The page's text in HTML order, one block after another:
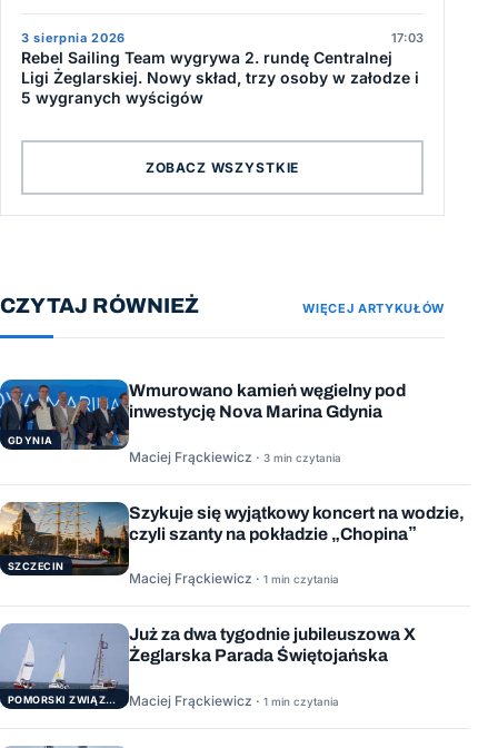
3 sierpnia 2026 17:03
Rebel Sailing Team wygrywa 2. rundę Centralnej
Ligi Żeglarskiej. Nowy skład, trzy osoby w załodze i
5 wygranych wyścigów
ZOBACZ WSZYSTKIE
CZYTAJ RÓWNIEŻ WIĘCEJ ARTYKUŁÓW
GDYNIA
Wmurowano kamień węgielny pod
inwestycję Nova Marina Gdynia
Maciej Frąckiewicz · 3 min czytania
SZCZECIN
Szykuje się wyjątkowy koncert na wodzie,
czyli szanty na pokładzie „Chopina”
Maciej Frąckiewicz · 1 min czytania
POMORSKI ZWIĄZEK ŻEGLARSKI
Już za dwa tygodnie jubileuszowa X
Żeglarska Parada Świętojańska
Maciej Frąckiewicz · 1 min czytania